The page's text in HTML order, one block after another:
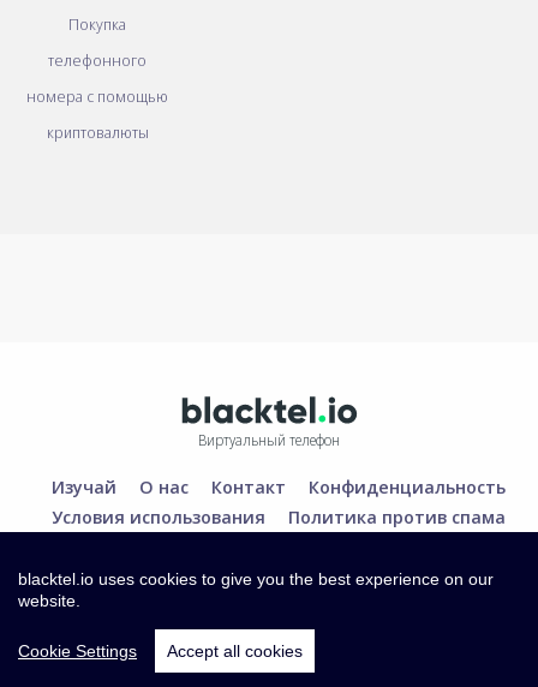
Покупка
телефонного
номера с помощью
криптовалюты
Виртуальный телефон
Изучай О нас Контакт
Конфиденциальность
Условия использования
Политика против спама
blacktel.io uses cookies to give you the best experience on our
website.
Cookie Settings Accept all cookies